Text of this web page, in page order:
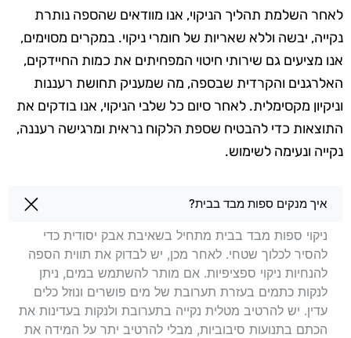
לאחר השלמת תהליך הניקוי, אנו מוודאים שהספה נותרת
נקייה, יבשה וללא שאריות של חומרי ניקוי. במקרים מסוימים,
אנו מציעים גם שירותי חיטוי המפחיתים את כמות החיידקים,
האלרגנים והקרדית שבספה, מה שמעניק תחושת רעננות
וניקיון מקסימלית. לאחר סיום כל שלבי הניקוי, אנו בודקים את
התוצאות כדי להבטיח שספת הלקוח נראית ומרגישה רעננה,
נקייה ונעימה לשימוש.
שאלות בנושא ניקוי ספות באלעד
איך מנקים ספות מבד בבית?
ניקוי ספות מבד בבית מתחיל בשאיבת אבק יסודית כדי
להסיר לכלוך שטחי. לאחר מכן, יש לבדוק את תווית הספה
להנחיות ניקוי ספציפיות. אם מותר להשתמש במים, ניתן
לנקות כתמים בעזרת תערובת של מים פושרים ונוזל כלים
עדין. יש להרטיב מטלית נקייה בתערובת ולנקות בעדינות את
הכתם בתנועות סיבוביות, מבלי להרטיב יתר על המידה את